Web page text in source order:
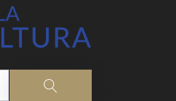
Search